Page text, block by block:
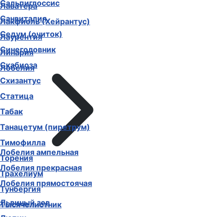
Лаватера
Лакфиоль (Хейрантус)
Лаурентия
Линария
Лобелия
Лобелия ампельная
Лобелия прекрасная
Лобелия прямостоячая
Львиный зев
Сальпиглоссис
Санвиталия
Седум (очиток)
Синеголовник
Скабиоза
Схизантус
Статица
Табак
Танацетум (пиретрум)
Тимофилла
Торения
Трахелиум
Тунбергия
Тысячелистник